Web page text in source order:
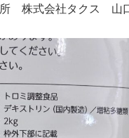
株式会社タクス 山口